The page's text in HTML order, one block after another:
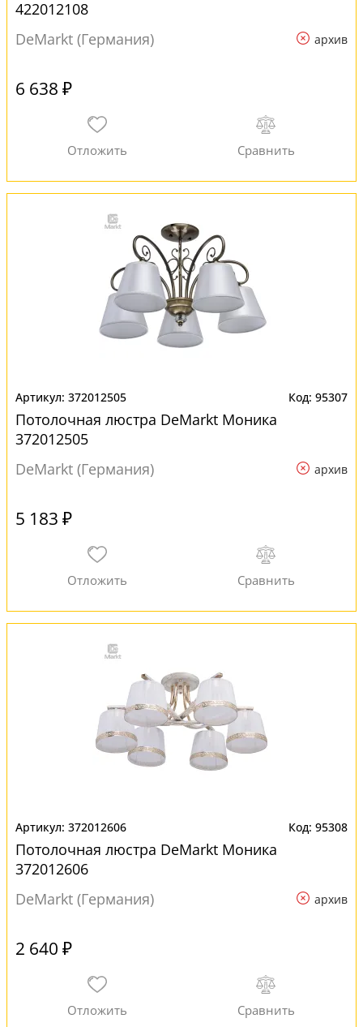
422012108
DeMarkt (Германия)
архив
6 638 ₽
372012505 95307
Потолочная люстра DeMarkt Моника
372012505
DeMarkt (Германия)
архив
5 183 ₽
372012606 95308
Потолочная люстра DeMarkt Моника
372012606
DeMarkt (Германия)
архив
2 640 ₽